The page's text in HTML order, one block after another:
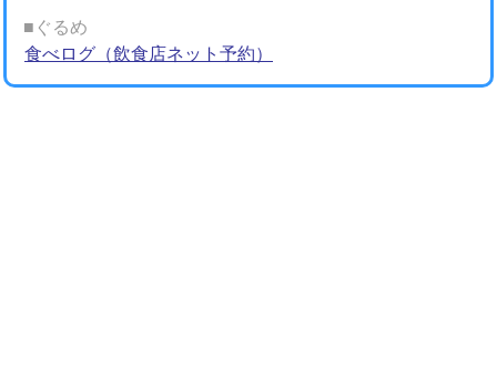
■ぐるめ
食べログ（飲食店ネット予約）